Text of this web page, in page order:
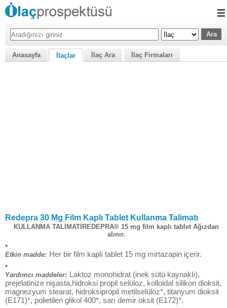
Anasayfa İlaçlar İlaç Ara İlaç Firmaları
Redepra 30 Mg Film Kaplı Tablet Kullanma Talimatı
KULLANMA TALİMATIREDEPRA® 15 mg film kaplı tablet Ağızdan
alınır.
•
Etkin madde: Her bir film kaplı tablet 15 mg mirtazapin içerir.
•
Yardımcı maddeler: Laktoz monohidrat (inek sütü kaynaklı),
prejelatinize nişasta,hidroksi propil selüloz, kolloidal silikon dioksit,
magnezyum stearat, hidroksipropil metilselüloz*, titanyum dioksit
(E171)*, polietilen glikol 400*, sarı demir oksit (E172)*.